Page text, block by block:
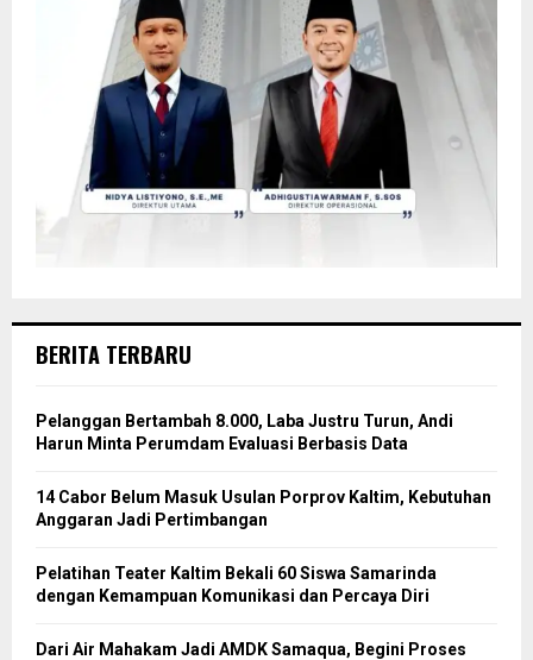
BERITA TERBARU
Pelanggan Bertambah 8.000, Laba Justru Turun, Andi
Harun Minta Perumdam Evaluasi Berbasis Data
14 Cabor Belum Masuk Usulan Porprov Kaltim, Kebutuhan
Anggaran Jadi Pertimbangan
Pelatihan Teater Kaltim Bekali 60 Siswa Samarinda
dengan Kemampuan Komunikasi dan Percaya Diri
Dari Air Mahakam Jadi AMDK Samaqua, Begini Proses